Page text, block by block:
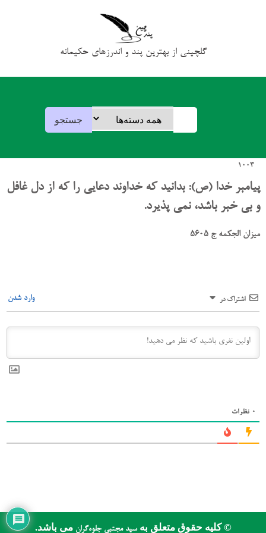
گلچینی از بهترین پند و اندرزهای حکیمانه
1003
پیامبر خدا (ص): بدانید که خداوند دعایی را که از دل غافل
و بی خبر باشد، نمی پذیرد.
میزان الجکمه ج 5605
اشتراک در وارد شدن
0 نظرات
© کلیه حقوق متعلق بهسید مجتبی جلوه‌گرانمی باشد.